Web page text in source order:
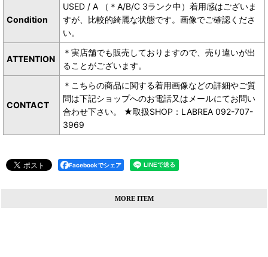
Condition
USED / A （＊A/B/C 3ランク中）着用感はございま
すが、比較的綺麗な状態です。画像でご確認くださ
い。
ATTENTION
＊実店舗でも販売しておりますので、売り違いが出
ることがございます。
CONTACT
＊こちらの商品に関する着用画像などの詳細やご質
問は下記ショップへのお電話又はメールにてお問い
合わせ下さい。 ★取扱SHOP：LABREA 092-707-
3969
Facebookでシェア
MORE ITEM